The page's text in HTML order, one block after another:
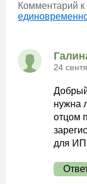
Комментарий к
24
нужна
отцом
для